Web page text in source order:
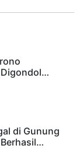
di Gunung